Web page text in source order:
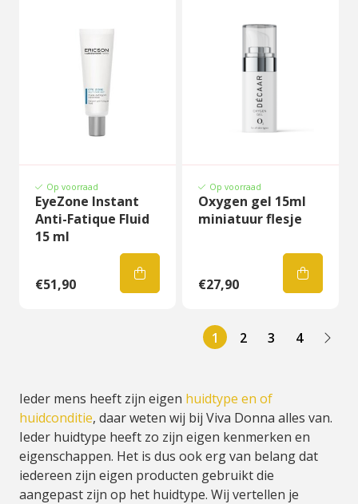
Op voorraad
EyeZone Instant
Anti-Fatique Fluid
15 ml
€51,90
Op voorraad
Oxygen gel 15ml
miniatuur flesje
€27,90
1 2 3 4
Ieder mens heeft zijn eigen huidtype en of
huidconditie, daar weten wij bij Viva Donna alles van.
Ieder huidtype heeft zo zijn eigen kenmerken en
eigenschappen. Het is dus ook erg van belang dat
iedereen zijn eigen producten gebruikt die
aangepast zijn op het huidtype. Wij vertellen je